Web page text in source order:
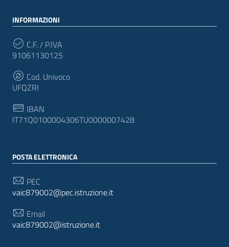
INFORMAZIONI
C.F. / P.IVA
91061130125
Cod. Univoco
UFQZRI
IBAN
IT71Q0100004306TU0000007428
POSTA ELETTRONICA
PEC
vaic879002@pec.istruzione.it
Email
vaic879002@istruzione.it